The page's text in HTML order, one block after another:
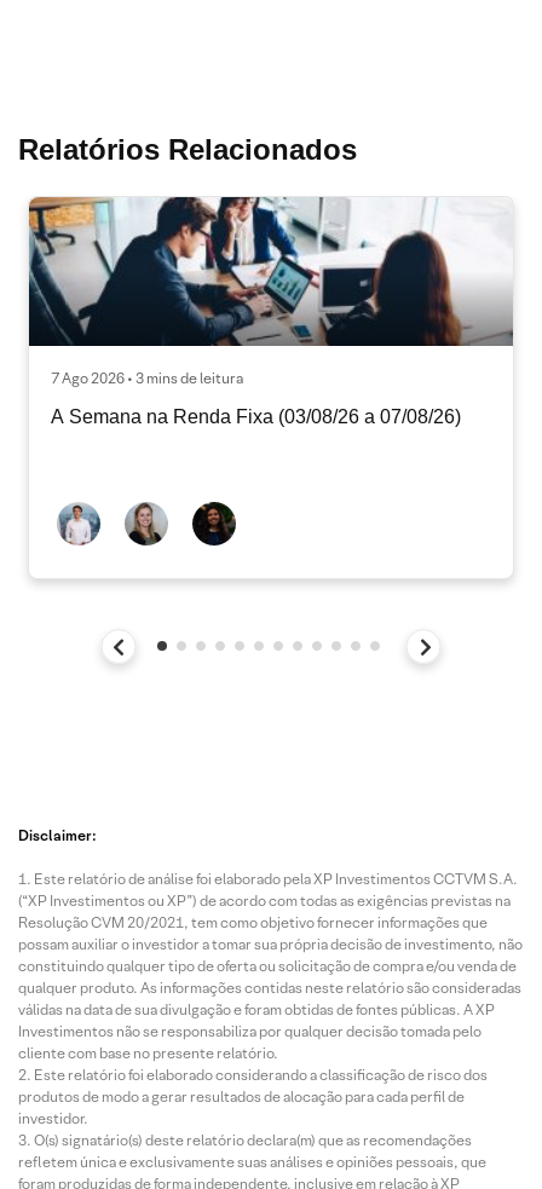
Relatórios Relacionados
7 Ago 2026 • 3 mins de leitura
A Semana na Renda Fixa (03/08/26 a 07/08/26)
Disclaimer:
Este relatório de análise foi elaborado pela XP Investimentos CCTVM S.A.
(“XP Investimentos ou XP”) de acordo com todas as exigências previstas na
Resolução CVM 20/2021, tem como objetivo fornecer informações que
possam auxiliar o investidor a tomar sua própria decisão de investimento, não
constituindo qualquer tipo de oferta ou solicitação de compra e/ou venda de
qualquer produto. As informações contidas neste relatório são consideradas
válidas na data de sua divulgação e foram obtidas de fontes públicas. A XP
Investimentos não se responsabiliza por qualquer decisão tomada pelo
cliente com base no presente relatório.
Este relatório foi elaborado considerando a classificação de risco dos
produtos de modo a gerar resultados de alocação para cada perfil de
investidor.
O(s) signatário(s) deste relatório declara(m) que as recomendações
refletem única e exclusivamente suas análises e opiniões pessoais, que
foram produzidas de forma independente, inclusive em relação à XP